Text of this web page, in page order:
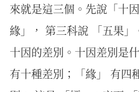
來就是這三個。先說「十
緣」， 第三科說 「五果
十因的差別。十因差別是
有十種差別；「緣」 有四